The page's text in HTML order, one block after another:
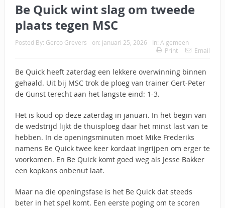
Be Quick wint slag om tweede
plaats tegen MSC
Posted By: Gerco Grevers on: januari 25, 2026 In: Algemeen
Print
Email
Be Quick heeft zaterdag een lekkere overwinning binnen
gehaald. Uit bij MSC trok de ploeg van trainer Gert-Peter
de Gunst terecht aan het langste eind: 1-3.
Het is koud op deze zaterdag in januari. In het begin van
de wedstrijd lijkt de thuisploeg daar het minst last van te
hebben. In de openingsminuten moet Mike Frederiks
namens Be Quick twee keer kordaat ingrijpen om erger te
voorkomen. En Be Quick komt goed weg als Jesse Bakker
een kopkans onbenut laat.
Maar na die openingsfase is het Be Quick dat steeds
beter in het spel komt. Een eerste poging om te scoren